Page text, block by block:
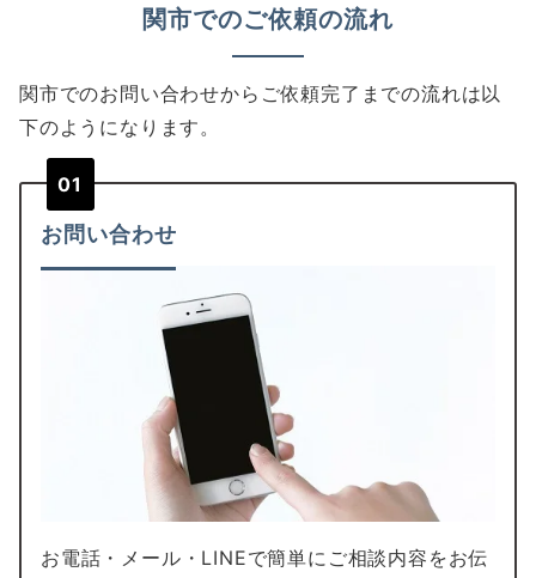
関市でのご依頼の流れ
関市でのお問い合わせからご依頼完了までの流れは以
下のようになります。
01
お問い合わせ
お電話・メール・LINEで簡単にご相談内容をお伝